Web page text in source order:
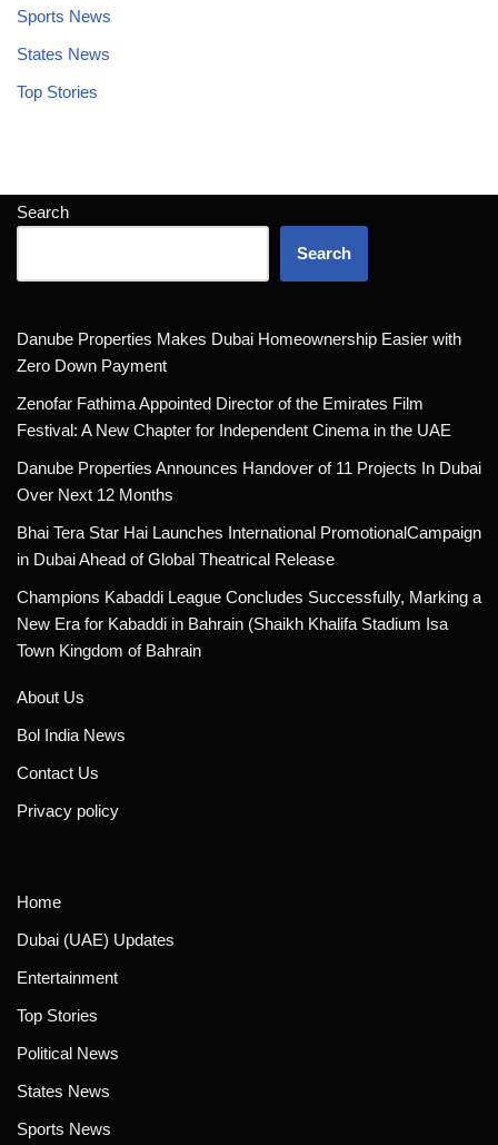
Sports News
States News
Top Stories
Search
Search
Danube Properties Makes Dubai Homeownership Easier with
Zero Down Payment
Zenofar Fathima Appointed Director of the Emirates Film
Festival: A New Chapter for Independent Cinema in the UAE
Danube Properties Announces Handover of 11 Projects In Dubai
Over Next 12 Months
Bhai Tera Star Hai Launches International PromotionalCampaign
in Dubai Ahead of Global Theatrical Release
Champions Kabaddi League Concludes Successfully, Marking a
New Era for Kabaddi in Bahrain (Shaikh Khalifa Stadium Isa
Town Kingdom of Bahrain
About Us
Bol India News
Contact Us
Privacy policy
Home
Dubai (UAE) Updates
Entertainment
Top Stories
Political News
States News
Sports News